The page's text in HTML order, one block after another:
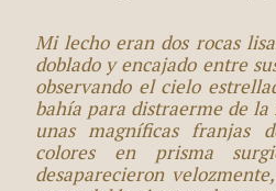
Mi lecho eran dos rocas
doblado y encajado entre
observando el cielo
bahía para distraerme de
unas magníficas franjas
colores en prisma
desaparecieron